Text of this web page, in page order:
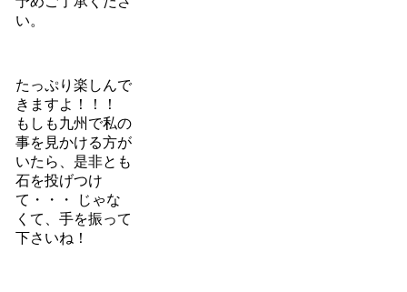
い。
たっぷり楽しんで
きますよ！！！
もしも九州で私の
事を見かける方が
いたら、是非とも
石を投げつけ
て・・・ じゃな
くて、手を振って
下さいね！